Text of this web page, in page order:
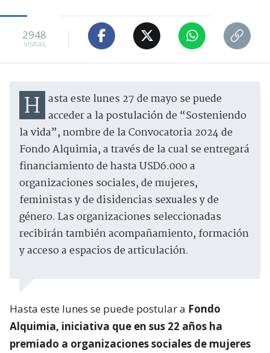
2948
visitas
Hasta este lunes 27 de mayo se puede acceder a la postulación de “Sosteniendo
la vida”, nombre de la Convocatoria 2024 de
Fondo Alquimia, a través de la cual se entregará
financiamiento de hasta USD6.000 a
organizaciones sociales, de mujeres,
feministas y de disidencias sexuales y de
género. Las organizaciones seleccionadas
recibirán también acompañamiento, formación
y acceso a espacios de articulación.
Hasta este lunes se puede postular a Fondo
Alquimia, iniciativa que en sus 22 años ha
premiado a organizaciones sociales de mujeres